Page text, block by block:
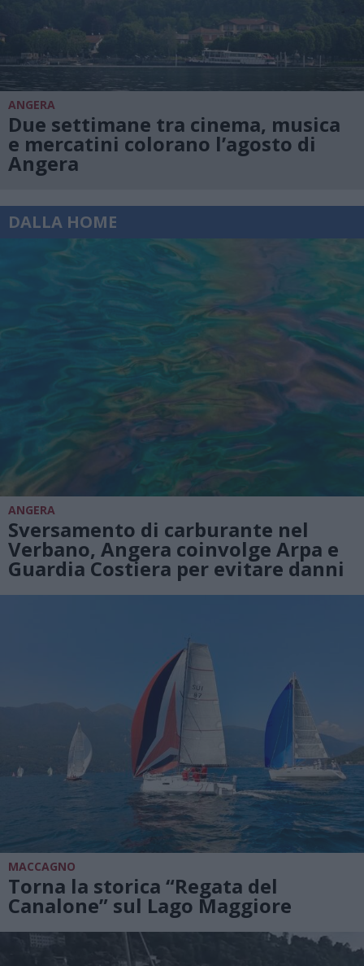
ANGERA
Due settimane tra cinema, musica
e mercatini colorano l’agosto di
Angera
DALLA HOME
ANGERA
Sversamento di carburante nel
Verbano, Angera coinvolge Arpa e
Guardia Costiera per evitare danni
MACCAGNO
Torna la storica “Regata del
Canalone” sul Lago Maggiore